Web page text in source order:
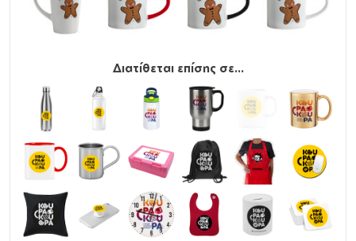
Διατίθεται επίσης σε...